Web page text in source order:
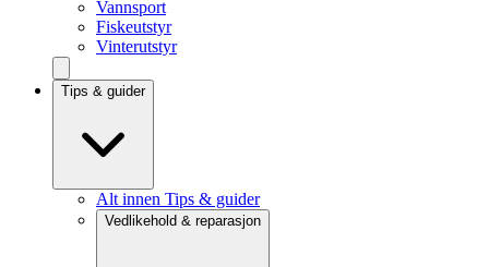
Vannsport
Fiskeutstyr
Vinterutstyr
Tips & guider
Alt innen Tips & guider
Vedlikehold & reparasjon